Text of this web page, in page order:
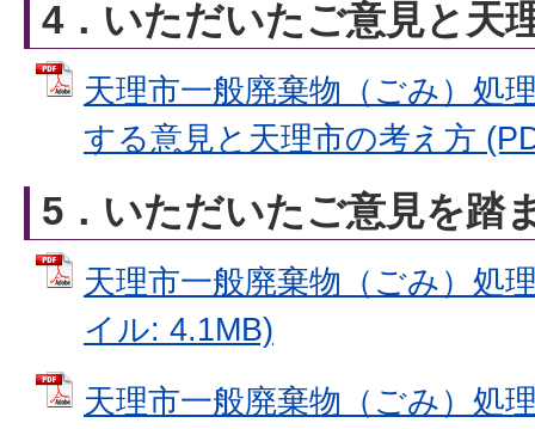
4．いただいたご意見と天
天理市一般廃棄物（ごみ）処
する意見と天理市の考え方
5．いただいたご意見を踏
天理市一般廃棄物（ごみ）処
イル: 4.1MB)
天理市一般廃棄物（ごみ）処